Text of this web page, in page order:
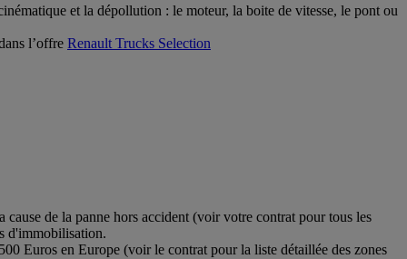
et la dépollution : le moteur, la boite de vitesse, le pont ou
l’offre Renault Trucks Selection
cause de la panne hors accident (voir votre contrat pour tous les
d'immobilisation.
Euros en Europe (voir le contrat pour la liste détaillée des zones